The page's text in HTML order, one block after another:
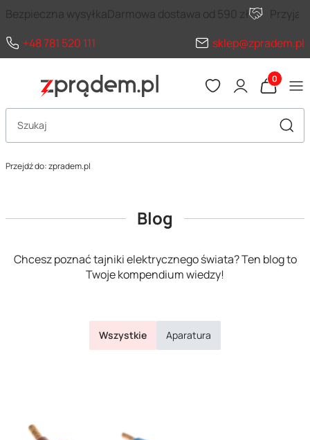
Bezpieczna wysyłkaDarmowa dostawa od 590 zł
+48 781 520 111
sklep@zpradem.pl
Produkty
Otwórz wyszukiwarkę
Przejdź do:zpradem.pl
Blog
Chcesz poznać tajniki elektrycznego świata? Ten blog to
Twoje kompendium wiedzy!
Wszystkie Aparatura